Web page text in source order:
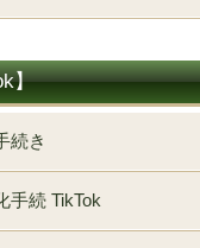
】
続き
手続 TikTok